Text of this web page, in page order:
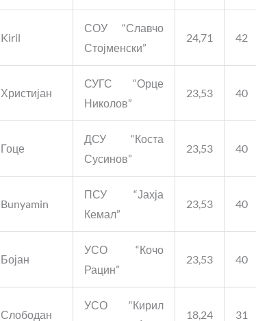
Kiril
СОУ “Славчо
Стојменски”
24,71 42
Христијан
СУГС “Орце
Николов”
23,53 40
Гоце
ДСУ “Коста
Сусинов”
23,53 40
Bunyamin
ПСУ “Јахја
Кемал”
23,53 40
Бојан
УСО “Кочо
Рацин”
23,53 40
Слободан
УСО “Кирил
18,24 31